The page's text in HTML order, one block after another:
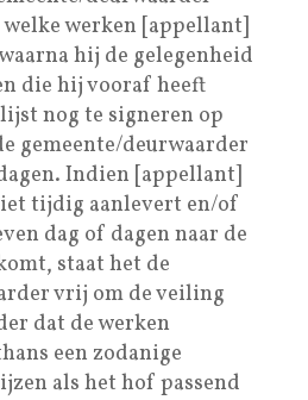
werken [appellant]
hij de gelegenheid
die hij vooraf heeft
nog te signeren op
gemeente/deurwaarder
Indien [appellant]
tijdig aanlevert en/of
dag of dagen naar de
staat het de
vrij om de veiling
dat de werken
een zodanige
als het hof passend